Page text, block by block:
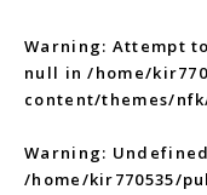
Warning: Attempt
null in/home/
content/themes/
Warning:
/home/kir770535/